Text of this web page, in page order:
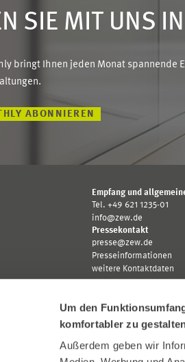
Um den
komfortabler zu
Außerdem geben wir
SIE MIT UNS
bringt Ihnen jeden Monat
ABONNIEREN
Empfang und
Tel. +49 621 1235-01
info@zew.de
Pressekontakt
presse@zew.de
Presseinformationen
weitere Kontaktdaten